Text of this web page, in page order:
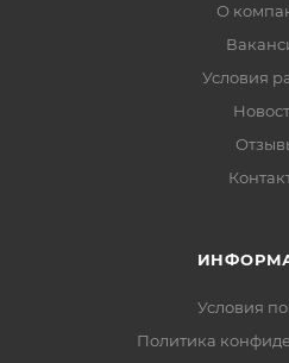
О
Условия
Условия
Политика